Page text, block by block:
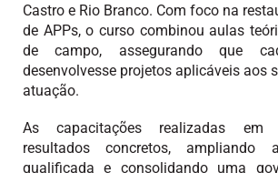
Castro e Rio Branco. Com foco na
de APPs, o curso combinou aulas
de campo, assegurando que
desenvolvesse projetos aplicáveis aos
atuação.
As capacitações realizadas em
resultados concretos, ampliando
qualificada e consolidando uma